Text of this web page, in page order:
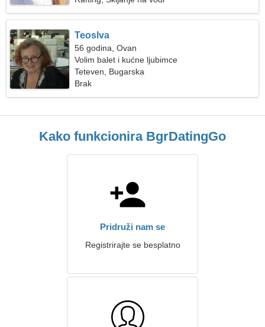
Teoslva
56 godina, Ovan
Volim balet i kućne ljubimce
Teteven, Bugarska
Brak
Kako funkcionira BgrDatingGo
Pridruži nam se
Registrirajte se besplatno